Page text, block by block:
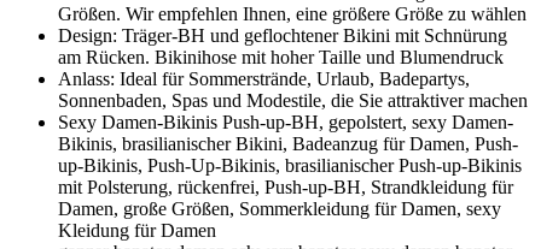
Größen. Wir empfehlen Ihnen, eine größere Größe zu wählen
Design: Träger-BH und geflochtener Bikini mit Schnürung
am Rücken. Bikinihose mit hoher Taille und Blumendruck
Anlass: Ideal für Sommerstrände, Urlaub, Badepartys,
Sonnenbaden, Spas und Modestile, die Sie attraktiver machen
Sexy Damen-Bikinis Push-up-BH, gepolstert, sexy Damen-
Bikinis, brasilianischer Bikini, Badeanzug für Damen, Push-
up-Bikinis, Push-Up-Bikinis, brasilianischer Push-up-Bikinis
mit Polsterung, rückenfrei, Push-up-BH, Strandkleidung für
Damen, große Größen, Sommerkleidung für Damen, sexy
Kleidung für Damen